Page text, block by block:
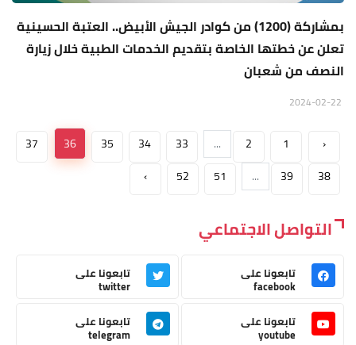
بمشاركة (1200) من كوادر الجيش الأبيض.. العتبة الحسينية
تعلن عن خطتها الخاصة بتقديم الخدمات الطبية خلال زيارة
النصف من شعبان
‹
1
2
...
33
34
35
36
37
38
39
...
51
52
›
التواصل الاجتماعي
تابعونا على
facebook
تابعونا على
twitter
تابعونا على
youtube
تابعونا على
telegram